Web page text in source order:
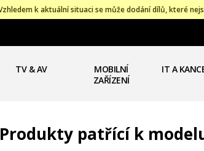
k aktuální situaci se může dodání dílů, které
TV & AV
MOBILNÍ
ZAŘÍZENÍ
IT A
Produkty patřící k modelu